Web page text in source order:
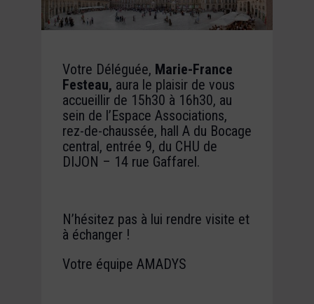
Votre Déléguée, Marie-France
Festeau, aura le plaisir de vous
accueillir de 15h30 à 16h30, au
sein de l’Espace Associations,
rez-de-chaussée, hall A du Bocage
central, entrée 9, du CHU de
DIJON – 14 rue Gaffarel.
N’hésitez pas à lui rendre visite et
à échanger !
Votre équipe AMADYS